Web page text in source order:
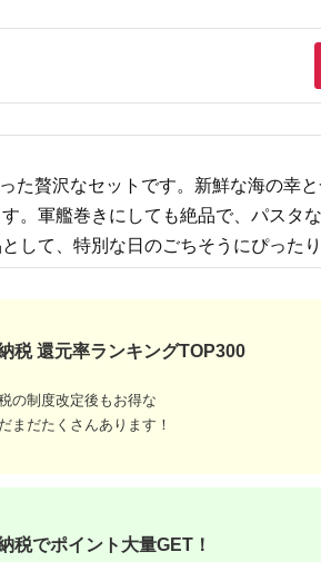
70g×2個
類 魚介類
炊き込
円
≪贈り物≫幸雲丹
【余市のうに】北海道
ギフト ムラサキウニ
寄付金額: 28,000円
「６月上旬から
た贅沢なセットです。新鮮な海の幸
。軍艦巻きにしても絶品で、パスタ
して、特別な日のごちそうにぴったり
税 還元率ランキングTOP300
の制度改定後もお得な
まだたくさんあります！
税でポイント大量GET！